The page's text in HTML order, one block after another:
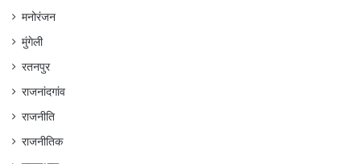
मनोरंजन
मुंगेली
रतनपुर
राजनांदगांव
राजनीति
राजनीतिक